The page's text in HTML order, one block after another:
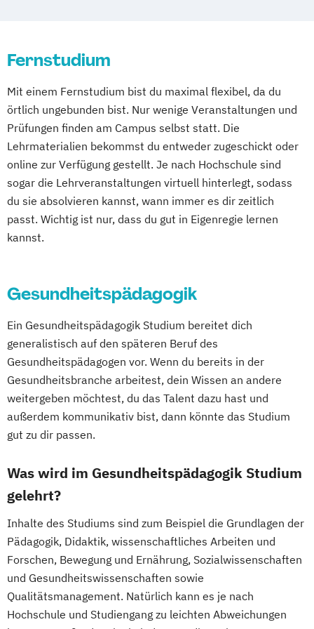
Fernstudium
Mit einem Fernstudium bist du maximal flexibel, da du
örtlich ungebunden bist. Nur wenige Veranstaltungen und
Prüfungen finden am Campus selbst statt. Die
Lehrmaterialien bekommst du entweder zugeschickt oder
online zur Verfügung gestellt. Je nach Hochschule sind
sogar die Lehrveranstaltungen virtuell hinterlegt, sodass
du sie absolvieren kannst, wann immer es dir zeitlich
passt. Wichtig ist nur, dass du gut in Eigenregie lernen
kannst.
Gesundheitspädagogik
Ein Gesundheitspädagogik Studium bereitet dich
generalistisch auf den späteren Beruf des
Gesundheitspädagogen vor. Wenn du bereits in der
Gesundheitsbranche arbeitest, dein Wissen an andere
weitergeben möchtest, du das Talent dazu hast und
außerdem kommunikativ bist, dann könnte das Studium
gut zu dir passen.
Was wird im Gesundheitspädagogik Studium
gelehrt?
Inhalte des Studiums sind zum Beispiel die Grundlagen der
Pädagogik, Didaktik, wissenschaftliches Arbeiten und
Forschen, Bewegung und Ernährung, Sozialwissenschaften
und Gesundheitswissenschaften sowie
Qualitätsmanagement. Natürlich kann es je nach
Hochschule und Studiengang zu leichten Abweichungen